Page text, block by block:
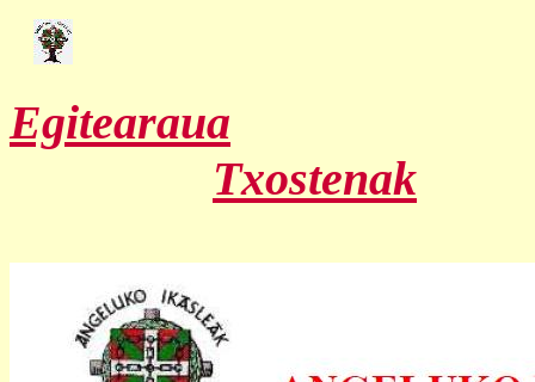
Egitearaua
Txostenak